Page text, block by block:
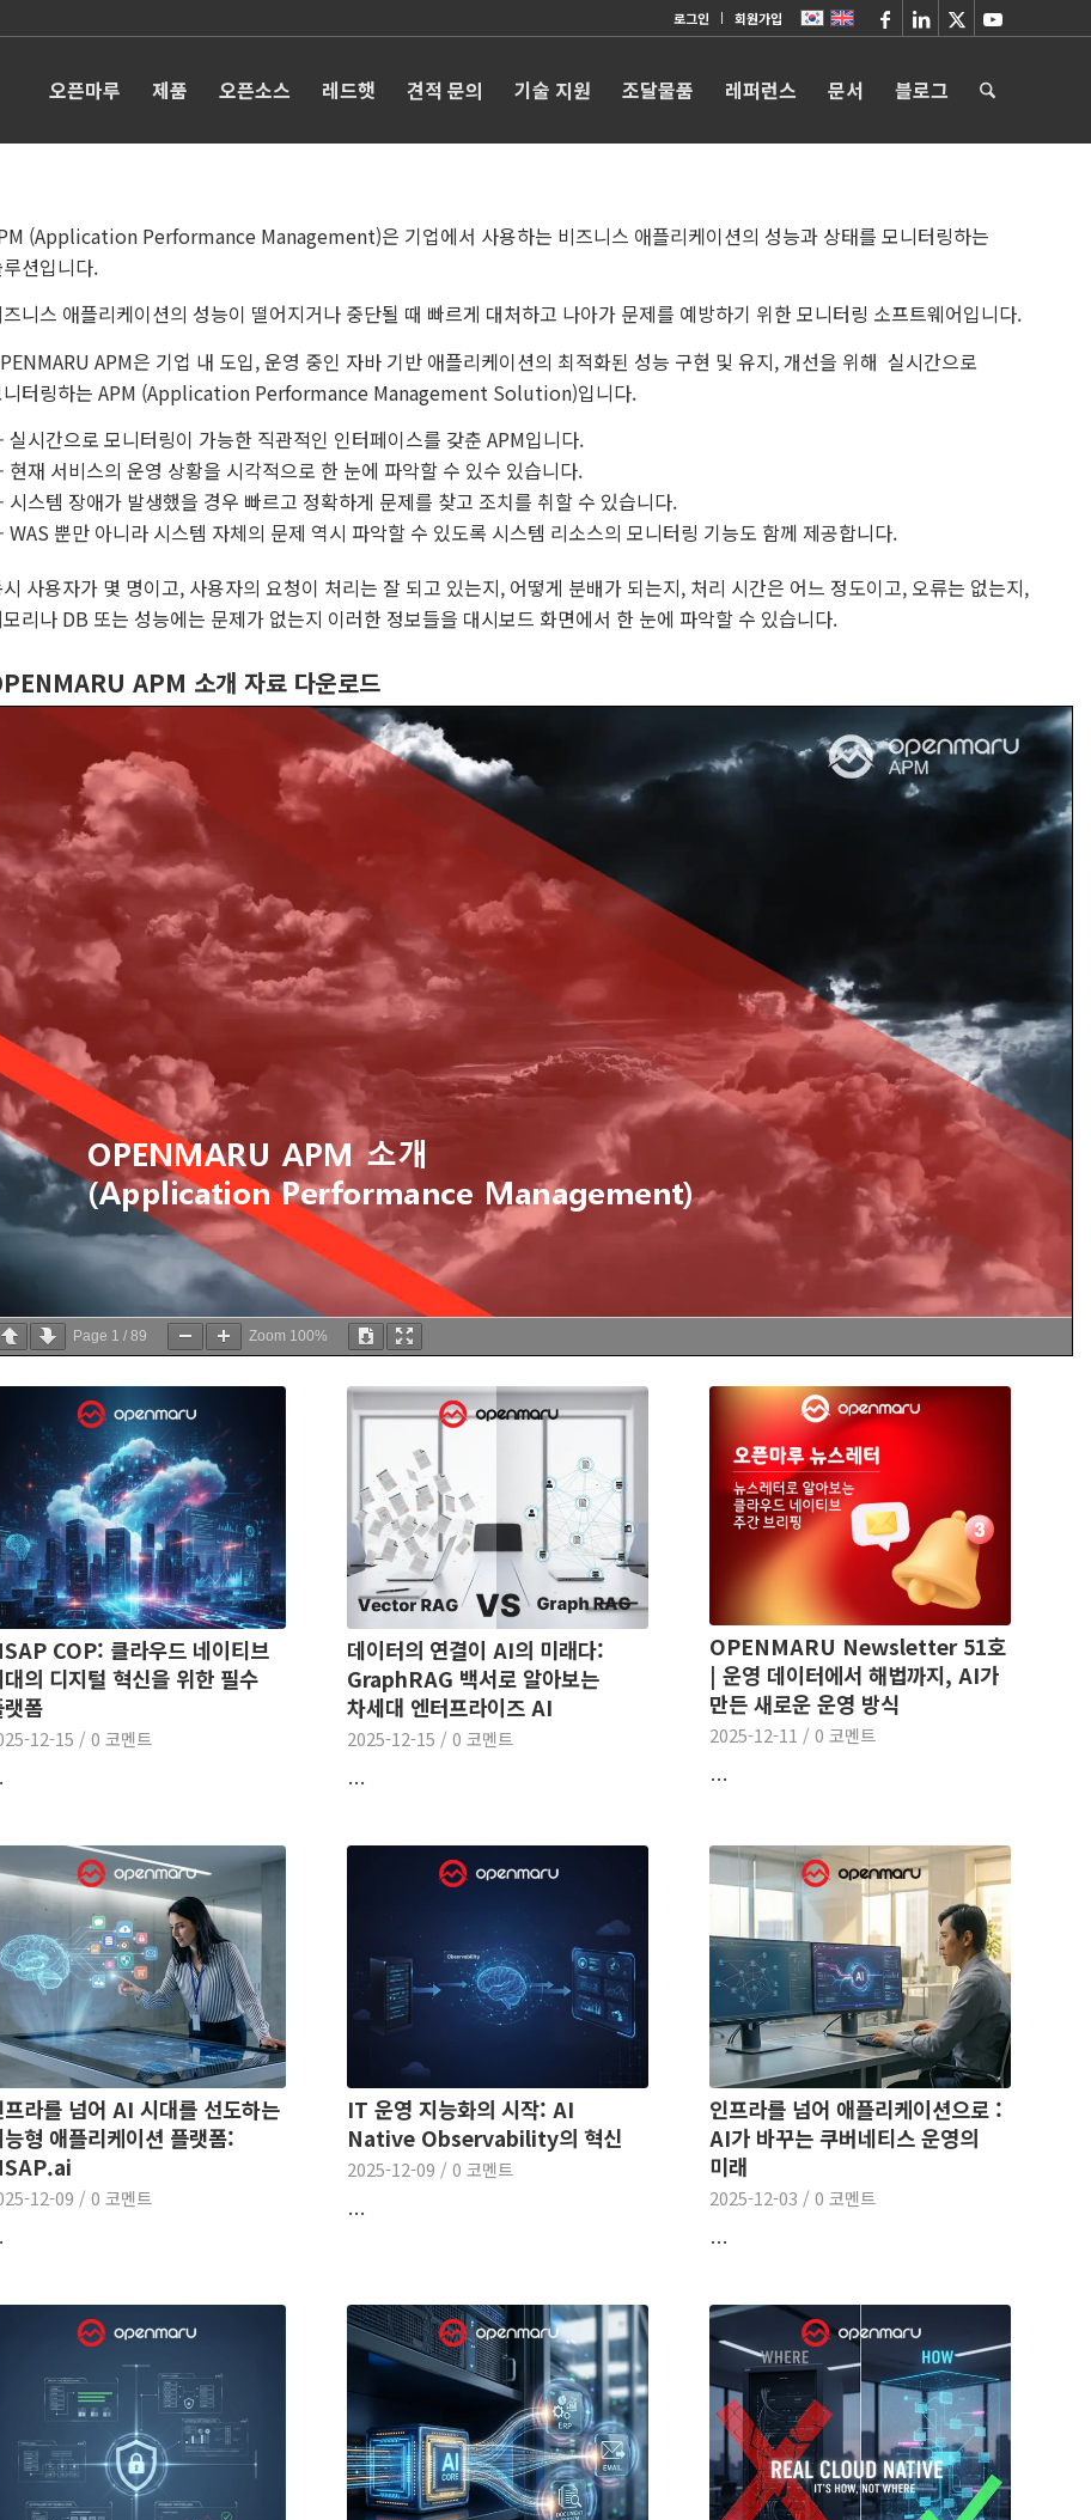
로그인 회원가입
오픈마루 제품 오픈소스 레드햇 견적 문의 기술 지원 조달물품 레퍼런스 문서 블로그
(Application Performance Management)은 기업에서 사용하는 비즈니스 애플리케이션의 성능과 상태를 모니터링하는
션입니다.
니스 애플리케이션의 성능이 떨어지거나 중단될 때 빠르게 대처하고 나아가 문제를 예방하기 위한 모니터링 소프트웨어입니다.
APM은 기업 내 도입, 운영 중인 자바 기반 애플리케이션의 최적화된 성능 구현 및 유지, 개선을 위해 실시간으로
터링하는 APM (Application Performance Management Solution)입니다.
실시간으로 모니터링이 가능한 직관적인 인터페이스를 갖춘 APM입니다.
현재 서비스의 운영 상황을 시각적으로 한 눈에 파악할 수 있수 있습니다.
시스템 장애가 발생했을 경우 빠르고 정확하게 문제를 찾고 조치를 취할 수 있습니다.
WAS 뿐만 아니라 시스템 자체의 문제 역시 파악할 수 있도록 시스템 리소스의 모니터링 기능도 함께 제공합니다.
사용자가 몇 명이고, 사용자의 요청이 처리는 잘 되고 있는지, 어떻게 분배가 되는지, 처리 시간은 어느 정도이고, 오류는 없는지,
리나 DB 또는 성능에는 문제가 없는지 이러한 정보들을 대시보드 화면에서 한 눈에 파악할 수 있습니다.
APM 소개 자료 다운로드
Page 1 / 89 Zoom 100%
COP: 클라우드 네이티브
의 디지털 혁신을 위한 필수
랫폼
12-15 / 0 코멘트
데이터의 연결이 AI의 미래다:
GraphRAG 백서로 알아보는
차세대 엔터프라이즈 AI
2025-12-15 / 0 코멘트
…
OPENMARU Newsletter 51호
| 운영 데이터에서 해법까지, AI가
만든 새로운 운영 방식
2025-12-11 / 0 코멘트
…
프라를 넘어 AI 시대를 선도하는
형 애플리케이션 플랫폼:
12-09 / 0 코멘트
IT 운영 지능화의 시작: AI
Native Observability의 혁신
2025-12-09 / 0 코멘트
…
인프라를 넘어 애플리케이션으로 :
AI가 바꾸는 쿠버네티스 운영의
미래
2025-12-03 / 0 코멘트
…